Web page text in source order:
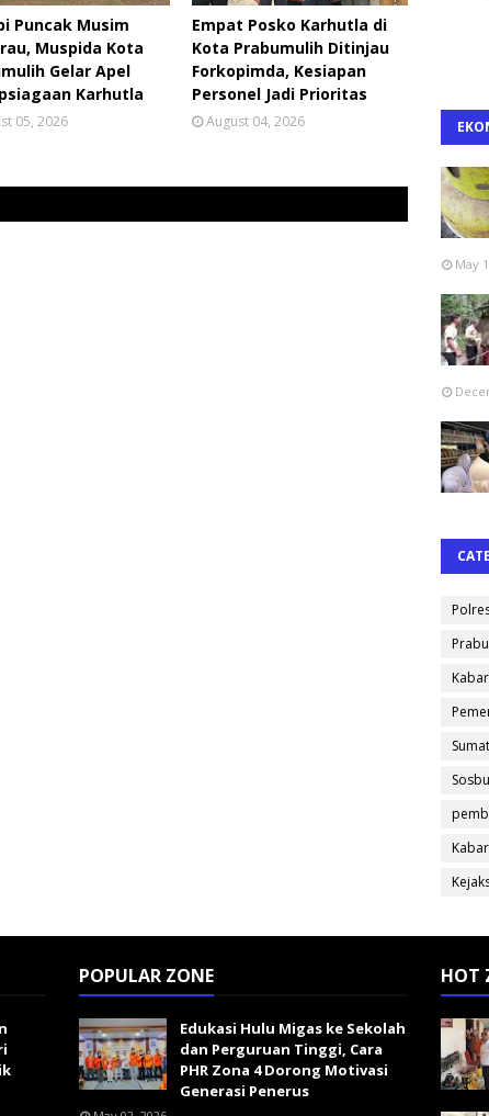
Puncak Musim
Muspida Kota
Gelar Apel
Karhutla
05, 2026
Empat Posko Karhutla di
Kota Prabumulih Ditinjau
Forkopimda, Kesiapan
Personel Jadi Prioritas
August 04, 2026
May
POPULAR ZONE
Edukasi Hulu Migas ke Sekolah
dan Perguruan Tinggi, Cara
PHR Zona 4 Dorong Motivasi
Generasi Penerus
HOT